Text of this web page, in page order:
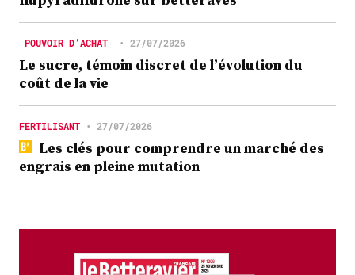
POUVOIR D’ACHAT • 27/07/2026
Le sucre, témoin discret de l’évolution du
coût de la vie
FERTILISANT • 27/07/2026
Les clés pour comprendre un marché des
engrais en pleine mutation